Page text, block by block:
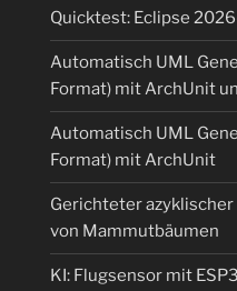
Quicktest: Eclipse
Automatisch UML
Format) mit ArchUnit
Automatisch UML
Format) mit ArchUnit
Gerichteter azyklischer
von Mammutbäumen
KI: Flugsensor mit